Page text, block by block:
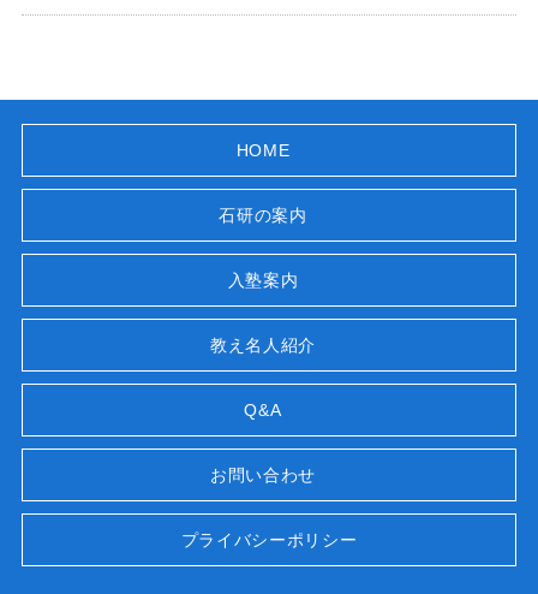
HOME
石研の案内
入塾案内
教え名人紹介
Q&A
お問い合わせ
プライバシーポリシー